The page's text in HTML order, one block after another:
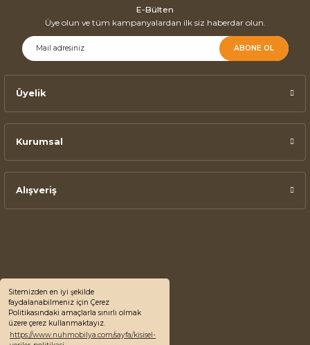
Sitemizden en iyi şekilde
faydalanabilmeniz için Çerez
Politikasındaki amaçlarla sınırlı olmak
üzere çerez kullanmaktayız.
https://www.nuhmobilya.com/sayfa/kisisel-
E-Bülten
Üye olun ve tüm kampanyalardan ilk siz haberdar olun.
ABONE OL
Üyelik
Kurumsal
Alışveriş